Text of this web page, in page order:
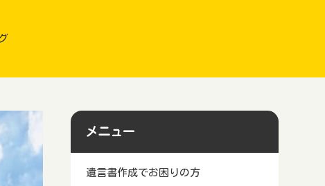
メニュー
遺言書作成でお困りの方